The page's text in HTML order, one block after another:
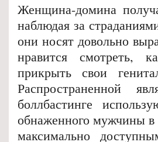
Женщина-домина
наблюдая за
они носят довольно
нравится смотреть,
прикрыть свои
Распространенной
боллбастинге
обнаженного мужчины в
максимально